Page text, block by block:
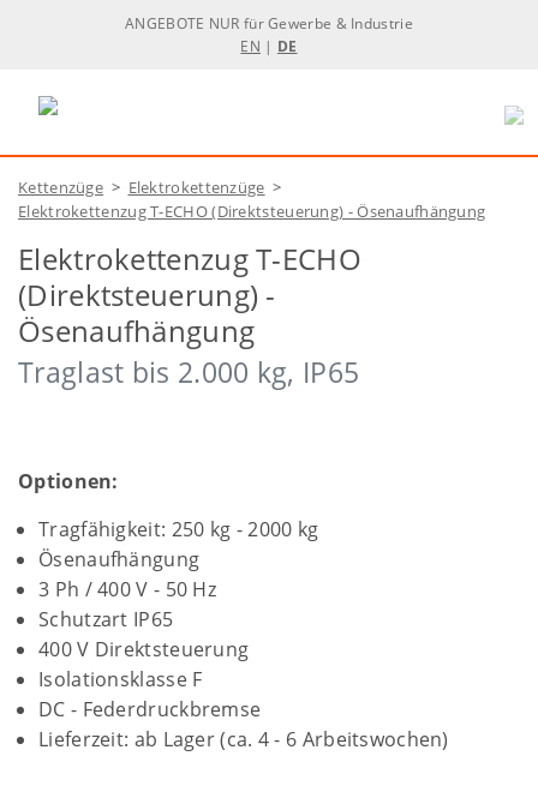
ANGEBOTE NUR für Gewerbe & Industrie
EN | DE
Kettenzüge > Elektrokettenzüge >
Elektrokettenzug T-ECHO (Direktsteuerung) - Ösenaufhängung
Elektrokettenzug T-ECHO
(Direktsteuerung) -
Ösenaufhängung
Traglast bis 2.000 kg, IP65
Optionen:
Tragfähigkeit: 250 kg - 2000 kg
Ösenaufhängung
3 Ph / 400 V - 50 Hz
Schutzart IP65
400 V Direktsteuerung
Isolationsklasse F
DC - Federdruckbremse
Lieferzeit: ab Lager (ca. 4 - 6 Arbeitswochen)